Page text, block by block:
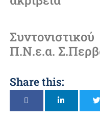
Ο
Π.Ν.ε.α.
Share this: